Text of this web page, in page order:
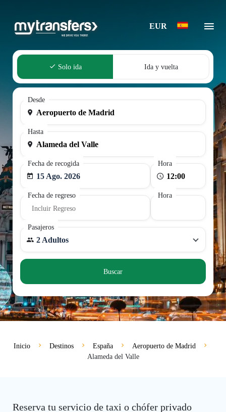
EUR
Solo ida Ida y vuelta
Desde
Hasta
Fecha de recogida
15 Ago. 2026
Hora
Fecha de regreso
Incluir Regreso
Hora
Pasajeros
2 Adultos
Buscar
Inicio Destinos España
Aeropuerto de Madrid
Alameda del Valle
Reserva tu servicio de taxi o chófer privado